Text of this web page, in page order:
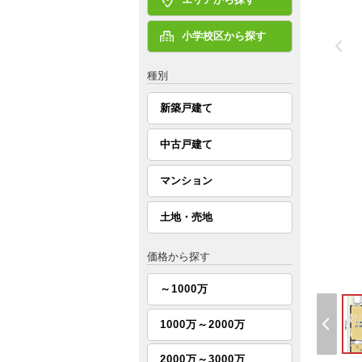
小学校区から探す
種別
新築戸建て
中古戸建て
マンション
土地・売地
価格から探す
～1000万
1000万～2000万
2000万～3000万